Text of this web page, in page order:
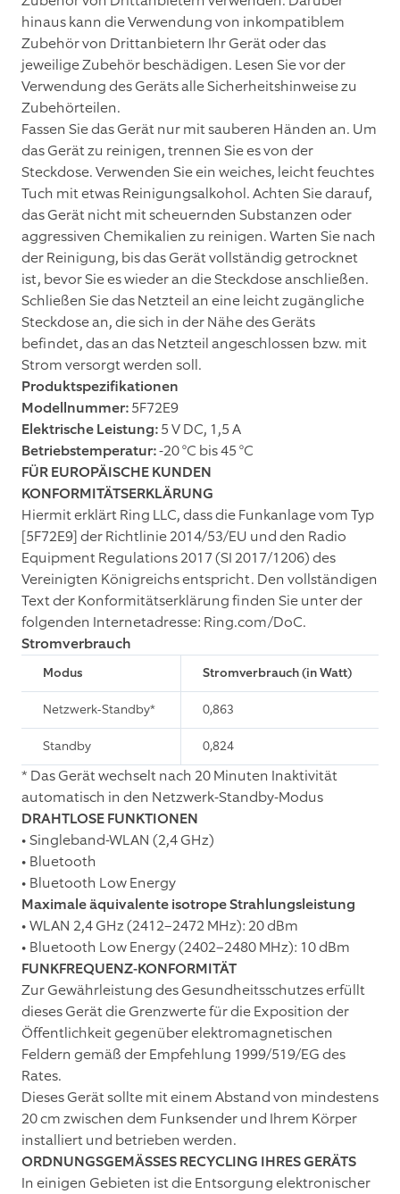
hinaus kann die Verwendung von inkompatiblem
Zubehör von Drittanbietern Ihr Gerät oder das
jeweilige Zubehör beschädigen. Lesen Sie vor der
Verwendung des Geräts alle Sicherheitshinweise zu
Zubehörteilen.
Fassen Sie das Gerät nur mit sauberen Händen an. Um
das Gerät zu reinigen, trennen Sie es von der
Steckdose. Verwenden Sie ein weiches, leicht feuchtes
Tuch mit etwas Reinigungsalkohol. Achten Sie darauf,
das Gerät nicht mit scheuernden Substanzen oder
aggressiven Chemikalien zu reinigen. Warten Sie nach
der Reinigung, bis das Gerät vollständig getrocknet
ist, bevor Sie es wieder an die Steckdose anschließen.
Schließen Sie das Netzteil an eine leicht zugängliche
Steckdose an, die sich in der Nähe des Geräts
befindet, das an das Netzteil angeschlossen bzw. mit
Strom versorgt werden soll.
Produktspezifikationen
Modellnummer:5F72E9
Elektrische Leistung:5 V DC, 1,5 A
Betriebstemperatur:-20 °C bis 45 °C
FÜR EUROPÄISCHE KUNDEN
KONFORMITÄTSERKLÄRUNG
Hiermit erklärt Ring LLC, dass die Funkanlage vom Typ
[5F72E9] der Richtlinie 2014/53/EU und den Radio
Equipment Regulations 2017 (SI 2017/1206) des
Vereinigten Königreichs entspricht. Den vollständigen
Text der Konformitätserklärung finden Sie unter der
folgenden Internetadresse: Ring.com/DoC.
Stromverbrauch
Modus Stromverbrauch (in Watt)
Netzwerk-Standby* 0,863
Standby 0,824
* Das Gerät wechselt nach 20 Minuten Inaktivität
automatisch in den Netzwerk-Standby-Modus
DRAHTLOSE FUNKTIONEN
• Singleband-WLAN (2,4 GHz)
• Bluetooth
• Bluetooth Low Energy
Maximale äquivalente isotrope Strahlungsleistung
• WLAN 2,4 GHz (2412–2472 MHz): 20 dBm
• Bluetooth Low Energy (2402–2480 MHz): 10 dBm
FUNKFREQUENZ-KONFORMITÄT
Zur Gewährleistung des Gesundheitsschutzes erfüllt
dieses Gerät die Grenzwerte für die Exposition der
Öffentlichkeit gegenüber elektromagnetischen
Feldern gemäß der Empfehlung 1999/519/EG des
Rates.
Dieses Gerät sollte mit einem Abstand von mindestens
20 cm zwischen dem Funksender und Ihrem Körper
installiert und betrieben werden.
ORDNUNGSGEMÄSSES RECYCLING IHRES GERÄTS
In einigen Gebieten ist die Entsorgung elektronischer